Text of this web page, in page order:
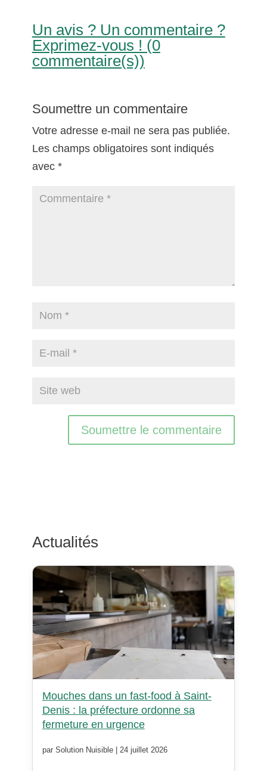
Un avis ? Un commentaire ?
Exprimez-vous ! (0
commentaire(s))
Soumettre un commentaire
Votre adresse e-mail ne sera pas publiée.
Les champs obligatoires sont indiqués
avec *
Soumettre le commentaire
Actualités
Mouches dans un fast-food à Saint-
Denis : la préfecture ordonne sa
fermeture en urgence
par Solution Nuisible | 24 juillet 2026